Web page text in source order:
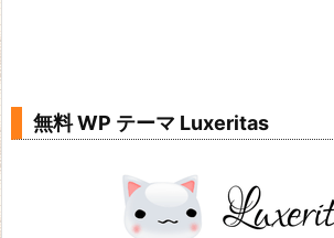
無料 WP テーマ Luxeritas